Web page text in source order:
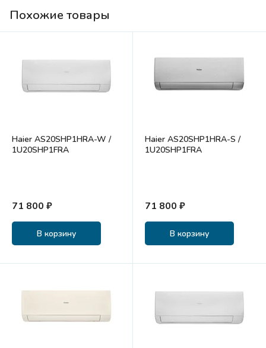
Похожие товары
Haier AS20SHP1HRA-W /
1U20SHP1FRA
71 800 ₽
В корзину
Haier AS20SHP1HRA-S /
1U20SHP1FRA
71 800 ₽
В корзину